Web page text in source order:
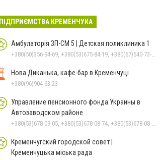
ПІДПРИЄМСТВА КРЕМЕНЧУКА
Амбулаторія ЗП-СМ 5 | Детская поликлиника 1
+380(50)356-94-69, +380(53)675-84-19, +380(67)540-73-87
Нова Диканька, кафе-бар в Кременчуці
+380(96)904-63-23
Управление пенсионного фонда Украины в
Автозаводском районе
+380(53)678-09-05, +380(53)678-08-74, +380(53)678-08-83, +380(53)678-08-41, +380(53)678-08-86
Кременчугский городской совет |
Кременчуцька міська рада